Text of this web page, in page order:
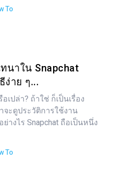
To
นาใน Snapchat
ง่าย ๆ...
เปล่า? ถ้าใช่ ก็เป็นเรื่อง
ะดูประวัติการใช้งาน
างไร Snapchat ถือเป็นหนึ่ง
To